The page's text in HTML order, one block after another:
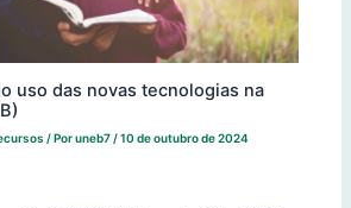
uso das novas tecnologias na
/ Poruneb7/10 de outubro de 2024